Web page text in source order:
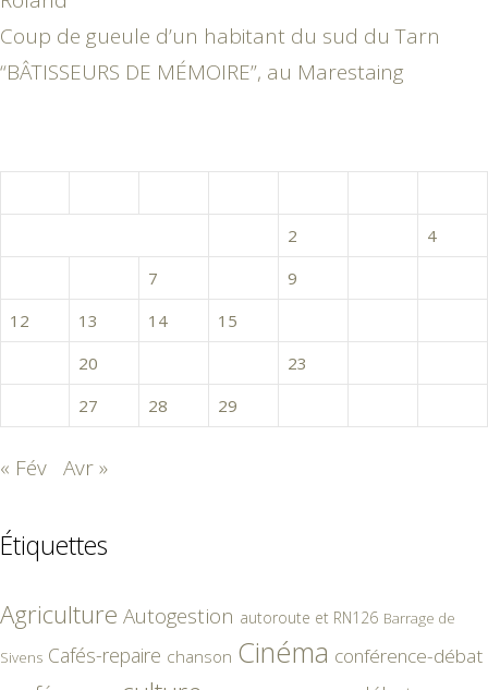
Coup de gueule d’un habitant du sud du Tarn
“BÂTISSEURS DE MÉMOIRE”, au Marestaing
2
4
7 9
12
13 14 15
20 23
27 28 29
« Fév Avr »
Étiquettes
Agriculture Autogestion autoroute et RN126 Barrage de
Sivens Cafés-repaire chanson Cinéma conférence-débat